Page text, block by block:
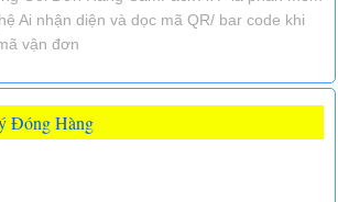
Ai nhận diện và dọc mã QR/ bar code khi
vận đơn
Đóng Hàng